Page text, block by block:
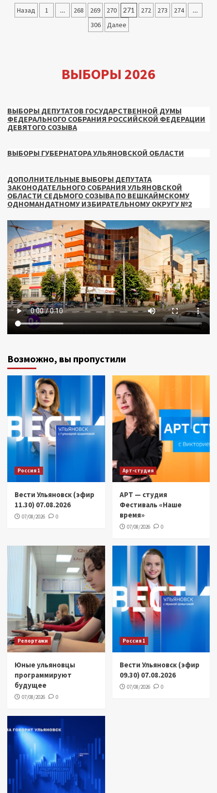
Пагинация
Назад 1 … 268 269 270 271 272 273 274 …
306 Далее
ВЫБОРЫ 2026
ВЫБОРЫ ДЕПУТАТОВ ГОСУДАРСТВЕННОЙ ДУМЫ
ФЕДЕРАЛЬНОГО СОБРАНИЯ РОССИЙСКОЙ ФЕДЕРАЦИИ
ДЕВЯТОГО СОЗЫВА
ВЫБОРЫ ГУБЕРНАТОРА УЛЬЯНОВСКОЙ ОБЛАСТИ
ДОПОЛНИТЕЛЬНЫЕ ВЫБОРЫ ДЕПУТАТА
ЗАКОНОДАТЕЛЬНОГО СОБРАНИЯ УЛЬЯНОВСКОЙ
ОБЛАСТИ СЕДЬМОГО СОЗЫВА ПО ВЕШКАЙМСКОМУ
ОДНОМАНДАТНОМУ ИЗБИРАТЕЛЬНОМУ ОКРУГУ №2
Возможно, вы пропустили
Россия 1
Вести Ульяновск (эфир
11.30) 07.08.2026
07/08/2026 0
Арт-студия
АРТ — студия
Фестиваль «Наше
время»
07/08/2026 0
Репортажи
Юные ульяновцы
программируют
будущее
07/08/2026 0
Россия 1
Вести Ульяновск (эфир
09.30) 07.08.2026
07/08/2026 0